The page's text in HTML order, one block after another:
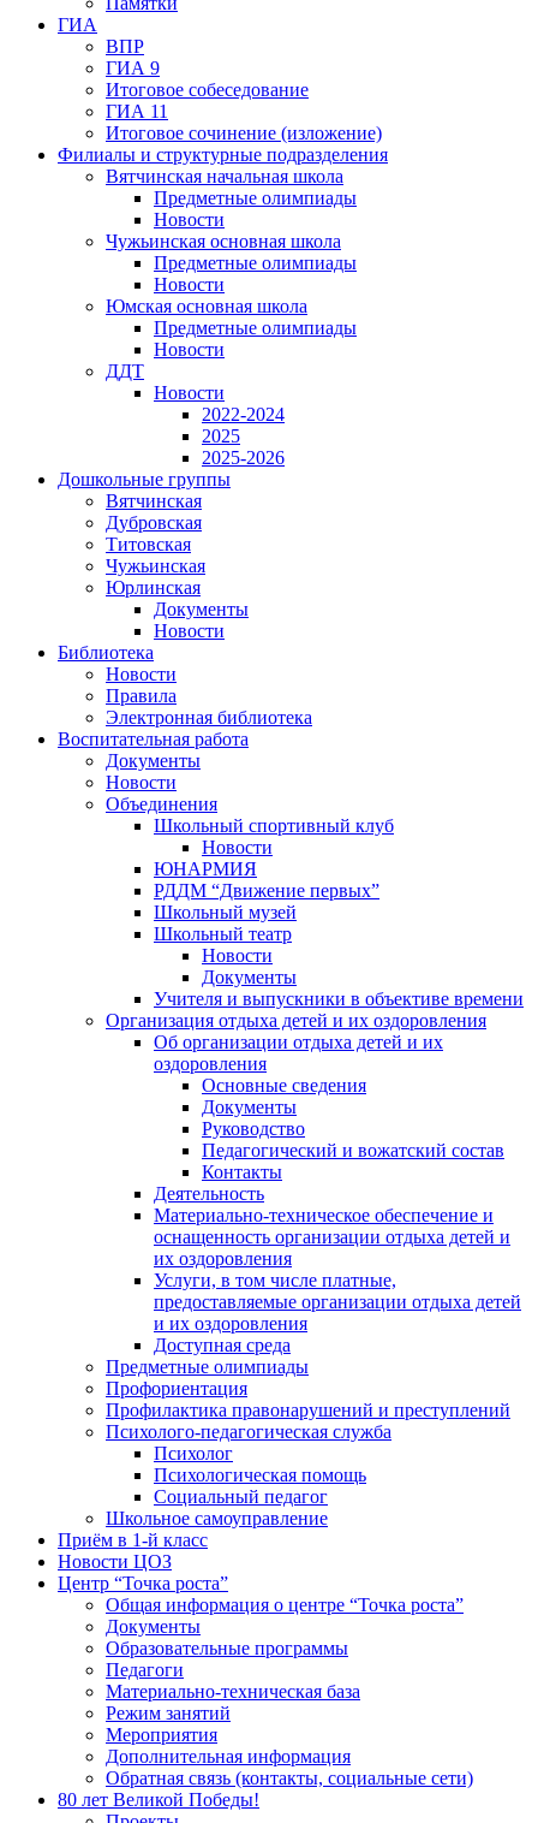
ГИА
ВПР
ГИА 9
Итоговое собеседование
ГИА 11
Итоговое сочинение (изложение)
Филиалы и структурные подразделения
Вятчинская начальная школа
Предметные олимпиады
Новости
Чужьинская основная школа
Предметные олимпиады
Новости
Юмская основная школа
Предметные олимпиады
Новости
ДДТ
Новости
2022-2024
2025
2025-2026
Дошкольные группы
Вятчинская
Дубровская
Титовская
Чужьинская
Юрлинская
Документы
Новости
Библиотека
Новости
Правила
Электронная библиотека
Воспитательная работа
Документы
Новости
Объединения
Школьный спортивный клуб
Новости
ЮНАРМИЯ
РДДМ “Движение первых”
Школьный музей
Школьный театр
Новости
Документы
Учителя и выпускники в объективе времени
Организация отдыха детей и их оздоровления
Об организации отдыха детей и их
оздоровления
Основные сведения
Документы
Руководство
Педагогический и вожатский состав
Контакты
Деятельность
Материально-техническое обеспечение и
оснащенность организации отдыха детей и
их оздоровления
Услуги, в том числе платные,
предоставляемые организации отдыха детей
и их оздоровления
Доступная среда
Предметные олимпиады
Профориентация
Профилактика правонарушений и преступлений
Психолого-педагогическая служба
Психолог
Психологическая помощь
Социальный педагог
Школьное самоуправление
Приём в 1-й класс
Новости ЦОЗ
Центр “Точка роста”
Общая информация о центре “Точка роста”
Документы
Образовательные программы
Педагоги
Материально-техническая база
Режим занятий
Мероприятия
Дополнительная информация
Обратная связь (контакты, социальные сети)
80 лет Великой Победы!